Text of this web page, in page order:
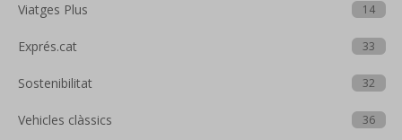
Viatges Plus 14
Exprés.cat 33
Sostenibilitat 32
Vehicles clàssics 36